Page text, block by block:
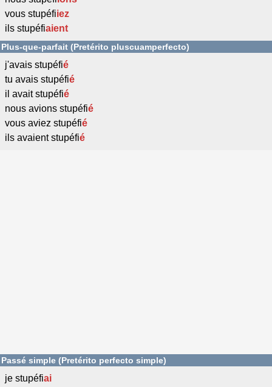
vous stupéfiiez
ils stupéfiaient
Plus-que-parfait (Pretérito pluscuamperfecto)
j'avais stupéfié
tu avais stupéfié
il avait stupéfié
nous avions stupéfié
vous aviez stupéfié
ils avaient stupéfié
Passé simple (Pretérito perfecto simple)
je stupéfiai